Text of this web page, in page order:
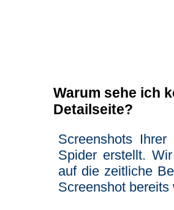
Warum sehe ich
Detailseite?
Screenshots
Spider erstellt.
auf die zeitliche
Screenshot